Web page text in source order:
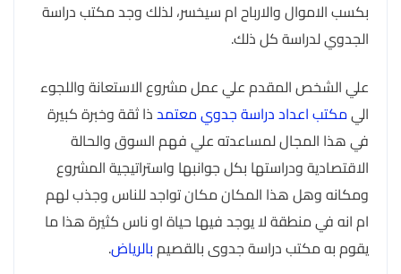
بكسب الاموال والارباح ام سيخسر، لذلك وجد مكتب دراسة
الجدوي لدراسة كل ذلك.
علي الشخص المقدم علي عمل مشروع الاستعانة واللجوء
اليمكتب اعداد دراسة جدوي معتمدذا ثقة وخبرة كبيرة
في هذا المجال لمساعدته علي فهم السوق والحالة
الاقتصادية ودراستها بكل جوانبها واستراتيجية المشروع
ومكانه وهل هذا المكان مكان تواجد للناس وجذب لهم
ام انه في منطقة لا يوجد فيها حياة او ناس كثيرة هذا ما
يقوم به مكتب دراسة جدوى بالقصيمبالرياض.